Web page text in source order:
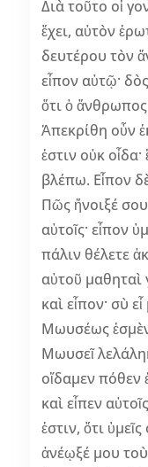
Διὰ τοῦτο οἱ
ἔχει, αὐτὸν
δευτέρου τὸν
εἶπον αὐτῷ·
ὅτι ὁ
Ἀπεκρίθη οὖν
ἐστιν οὐκ
βλέπω. Εἶπον
Πῶς ἤνοιξέ
αὐτοῖς· εἶπον
πάλιν θέλετε
αὐτοῦ μαθηταὶ
καὶ εἶπον· σὺ
Μωυσέως ἐσμὲν
Μωυσεῖ
οἴδαμεν πόθεν
καὶ εἶπεν
ἐστιν, ὅτι
ἀνέῳξέ μου